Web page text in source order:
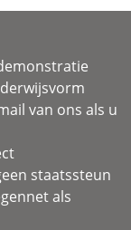
van ons als u
staatssteun
als